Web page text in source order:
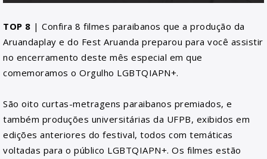
TOP 8 | Confira 8 filmes paraibanos que a produção da
Aruandaplay e do Fest Aruanda preparou para você assistir
no encerramento deste mês especial em que
comemoramos o Orgulho LGBTQIAPN+.
São oito curtas-metragens paraibanos premiados, e
também produções universitárias da UFPB, exibidos em
edições anteriores do festival, todos com temáticas
voltadas para o público LGBTQIAPN+. Os filmes estão